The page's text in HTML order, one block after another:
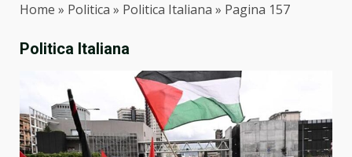
Home » Politica » Politica Italiana » Pagina 157
Politica Italiana